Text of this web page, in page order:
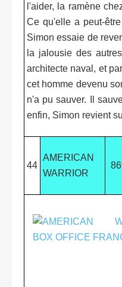
l'aider, la ramène
Ce qu'elle a peut-
Simon essaie de
la jalousie des
architecte naval, et
cet homme devenu
n'a pu sauver. Il
enfin, Simon revient
44
AMERICAN
WARRIOR